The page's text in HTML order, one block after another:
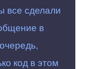
все сделали
в
код в этом